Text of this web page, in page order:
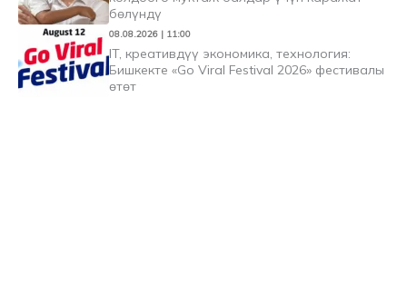
бөлүндү
08.08.2026 | 11:00
IT, креативдүү экономика, технология:
Бишкекте «Go Viral Festival 2026» фестивалы
өтөт